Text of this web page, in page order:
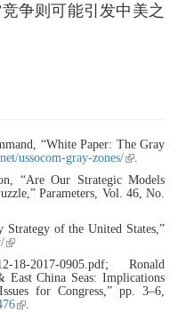
争则可能引发中美之
“White Paper: The Gray
ussocom-gray-zones/(link is
“Are Our Strategic Models
Parameters, Vol. 46, No.
of the United States,”
(link is external)
12-18-2017-0905.pdf; Ronald
East China Seas: Implications
for Congress,” pp. 3–6,
(link is external)